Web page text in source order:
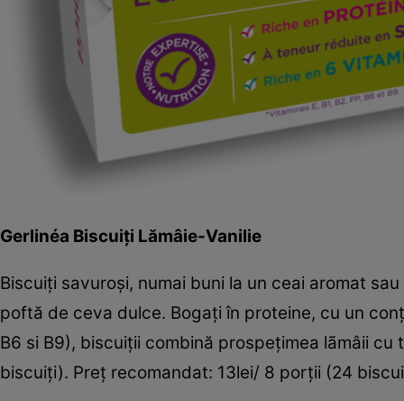
Gerlinéa Biscuiţi Lămâie-Vanilie
Biscuiţi savuroşi, numai buni la un ceai aromat
poftă de ceva dulce. Bogaţi în proteine, cu un
B6 si B9), biscuiţii combină prospeţimea lãmâii
biscuiţi). Preţ recomandat: 13lei/ 8 porţii (24